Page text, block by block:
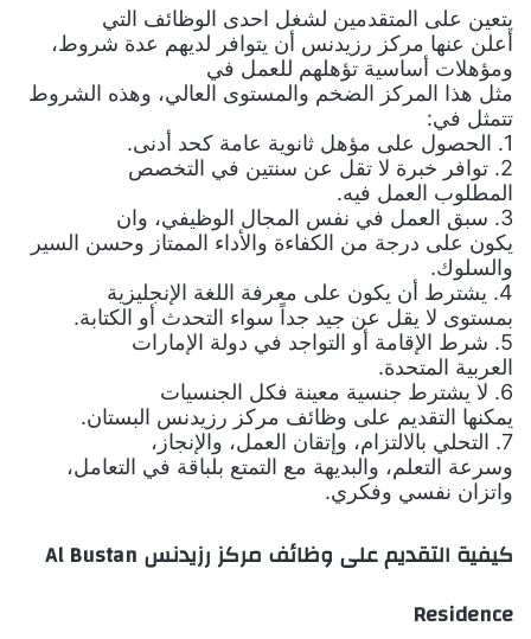
يتعين على المتقدمين لشغل احدى الوظائف التي
أعلن عنها مركز رزيدنس أن يتوافر لديهم عدة شروط،
ومؤهلات أساسية تؤهلهم للعمل في
مثل هذا المركز الضخم والمستوى العالي، وهذه الشروط
تتمثل في:
1. الحصول على مؤهل ثانوية عامة كحد أدنى.
2. توافر خبرة لا تقل عن سنتين في التخصص
المطلوب العمل فيه.
3. سبق العمل في نفس المجال الوظيفي، وان
يكون على درجة من الكفاءة والأداء الممتاز وحسن السير
والسلوك.
4. يشترط أن يكون على معرفة اللغة الإنجليزية
بمستوى لا يقل عن جيد جداً سواء التحدث أو الكتابة.
5. شرط الإقامة أو التواجد في دولة الإمارات
العربية المتحدة.
6. لا يشترط جنسية معينة فكل الجنسيات
يمكنها التقديم على وظائف مركز رزيدنس البستان.
7. التحلي بالالتزام، وإتقان العمل، والإنجاز،
وسرعة التعلم، والبديهة مع التمتع بلباقة في التعامل،
واتزان نفسي وفكري.
كيفية التقديم على وظائف مركز رزيدنس Al Bustan
Residence